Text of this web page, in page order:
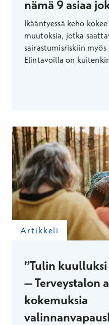
nämä 9 asiaa
Ikääntyessä keho
muutoksia, jotka
sairastumisriskiin
Elintavoilla on
Artikkeli
”Tulin
– Terveystalon
kokemuksia